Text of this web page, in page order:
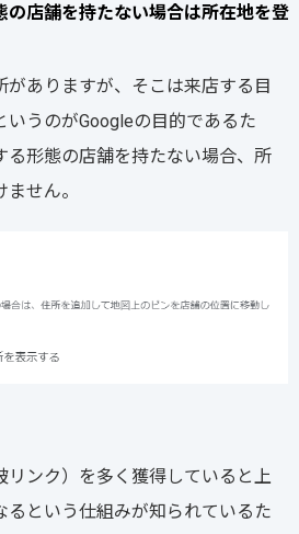
の店舗を持たない場合は所在地を登
がありますが、そこは来店する目
いうのがGoogleの目的であるた
る形態の店舗を持たない場合、所
せん。
リンク）を多く獲得していると上
るという仕組みが知られているた